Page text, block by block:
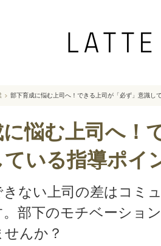
部下育成に悩む上司へ！できる上司が「必ず」意識し
悩む上司へ！
いる指導ポイ
ない上司の差はコミ
部下のモチベーショ
せんか？